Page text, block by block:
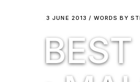
3 JUNE 2013 WORDS BY